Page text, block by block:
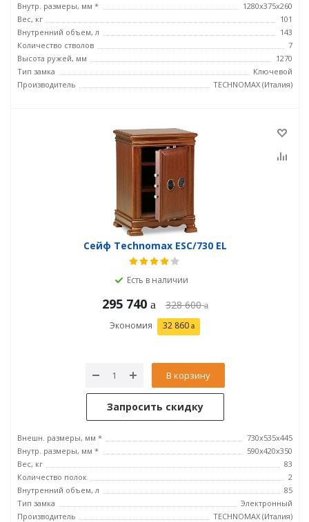
Внутр. размеры, мм *
1280х375х260
Вес, кг
101
Внутренний объем, л
143
Количество стволов
7
Высота ружей, мм
1270
Тип замка
Ключевой
Производитель
TECHNOMAX (Италия)
Сейф Technomax ESC/730 EL
Есть в наличии
295 740 328 600
Экономия 32 860
В корзину
Запросить скидку
Внешн. размеры, мм *
730x535x445
Внутр. размеры, мм *
590x420x350
Вес, кг
83
Количество полок
2
Внутренний объем, л
85
Тип замка
Электронный
Производитель
TECHNOMAX (Италия)